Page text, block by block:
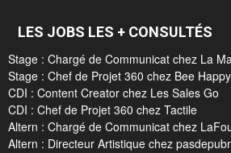
LES JOBS LES + CONSULTÉS
Stage : Chargé de Communicat chez La
Stage : Chef de Projet 360 chez Bee Happy
CDI : Content Creator chez Les Sales Go
CDI : Chef de Projet 360 chez Tactile
Altern : Chargé de Communicat chez
Altern : Directeur Artistique chez